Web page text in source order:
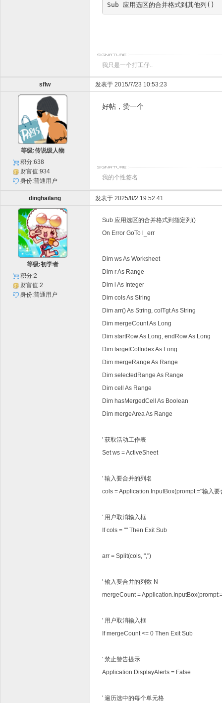
Sub 应用选区的合并格式
我只是一个打工仔..
sflw 发表于 2015/7/23 10:53:23
等级:传说级人物
积分:638
财富值:934
身份:普通用户
好帖，赞一个
我的个性签名
dinghailang 发表于 2025/8/2 19:52:41
等级:初学者
积分:2
财富值:2
身份:普通用户
Sub 应用选区的合并格式到指定列()
On Error GoTo l_err
Dim ws As Worksheet
Dim r As Range
Dim i As Integer
Dim cols As String
Dim arr() As String, colTgt As String
Dim mergeCount As Long
Dim startRow As Long, endRow As Long
Dim targetColIndex As Long
Dim mergeRange As Range
Dim selectedRange As Range
Dim cell As Range
Dim hasMergedCell As Boolean
Dim mergeArea As Range
' 获取活动工作表
Set ws = ActiveSheet
' 输入要合并的列名
cols = Application.InputBox(prompt:="输入要
' 用户取消输入框
If cols = "" Then Exit Sub
arr = Split(cols, ",")
' 输入要合并的列数 N
mergeCount =
' 用户取消输入框
If mergeCount <= 0 Then Exit Sub
' 禁止警告提示
Application.DisplayAlerts = False
' 遍历选中的每个单元格